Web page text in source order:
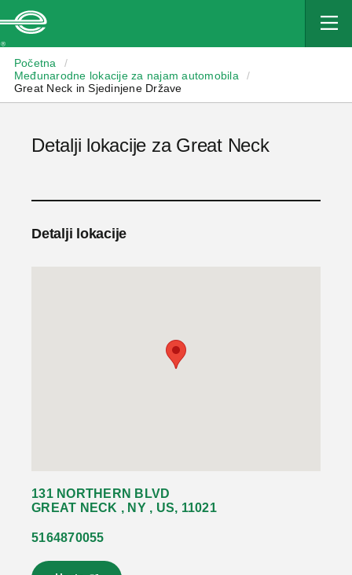
Početna
/
Međunarodne lokacije za najam automobila
/
Great Neck in Sjedinjene Države
Detalji lokacije za Great Neck
Detalji lokacije
131 NORTHERN BLVD
GREAT NECK , NY , US, 11021
5164870055